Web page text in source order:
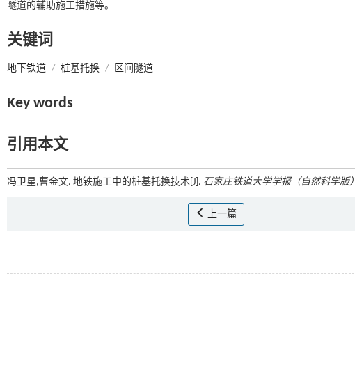
隧道的辅助施工措施等。
关键词
地下铁道 / 桩基托换 / 区间隧道
Key words
引用本文
冯卫星,曹金文. 地铁施工中的桩基托换技术[J]. 石家庄铁道大学学报（自然科学版）
上一篇